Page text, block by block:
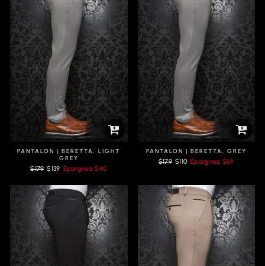
PANTALON | BERETTA, LIGHT
GREY
Prix
$179 Prix
$139 Épargnez$40
PANTALON | BERETTA, GREY
Prix
$179 Prix
$110 Épargnez $69